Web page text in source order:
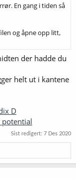
En gang i tiden så
og åpne opp litt,
der hadde du
helt ut i kantene
D
potential
Sist redigert: 7 Des 2020